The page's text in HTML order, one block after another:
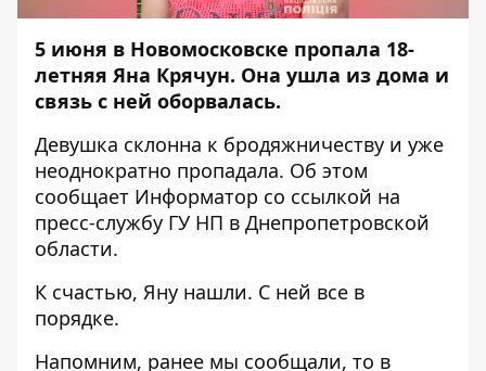
5 июня в Новомосковске пропала 18-
летняя Яна Крячун. Она ушла из дома и
связь с ней оборвалась.
Девушка склонна к бродяжничеству и уже
неоднократно пропадала. Об этом
сообщает Информатор со ссылкой на
пресс-службу ГУ НП в Днепропетровской
области.
К счастью, Яну нашли. С ней все в
порядке.
Напомним, ранее мы сообщали, то в